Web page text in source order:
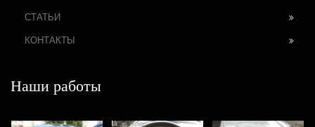
СТАТЬИ
КОНТАКТЫ
Наши работы